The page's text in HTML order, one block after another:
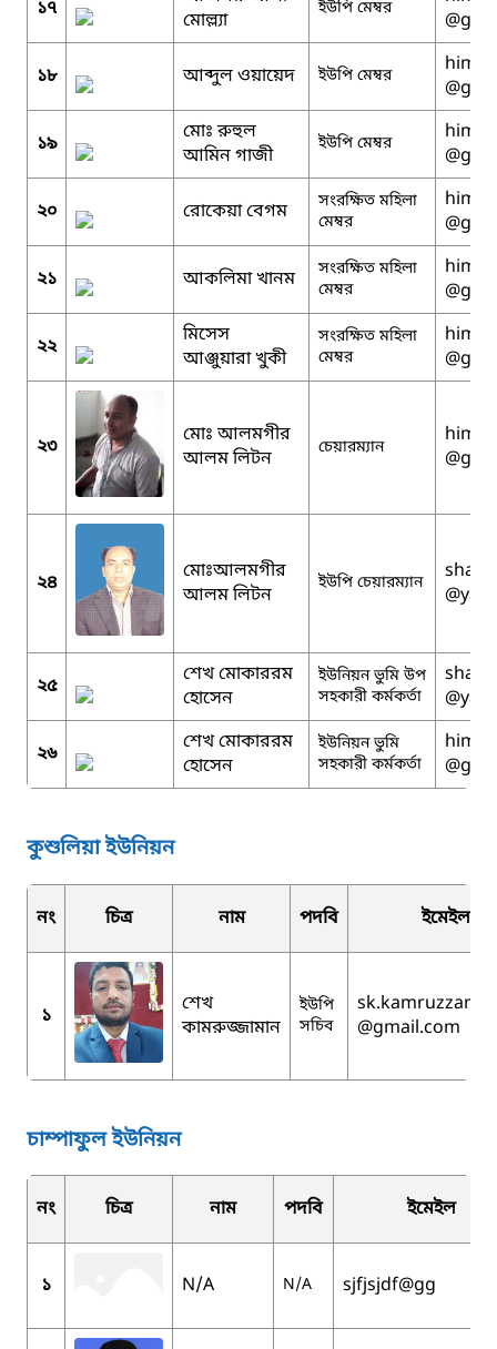
১৭
মোল্ল্যা
ইউপি মেম্বর
১৮ আব্দুল ওয়ায়েদ ইউপি মেম্বর
১৯
মোঃ রুহুল
আমিন গাজী
ইউপি মেম্বর
২০ রোকেয়া বেগম
সংরক্ষিত মহিলা
মেম্বর
২১ আকলিমা খানম
সংরক্ষিত মহিলা
মেম্বর
২২
মিসেস
আঞ্জুয়ারা খুকী
সংরক্ষিত মহিলা
মেম্বর
২৩
মোঃ আলমগীর
আলম লিটন
চেয়ারম্যান
২৪
মোঃআলমগীর
আলম লিটন
ইউপি চেয়ারম্যান
২৫
শেখ মোকাররম
হোসেন
ইউনিয়ন ভুমি উপ
সহকারী কর্মকর্তা
২৬
শেখ মোকাররম
হোসেন
ইউনিয়ন ভুমি
সহকারী কর্মকর্তা
কুশুলিয়া ইউনিয়ন
নং চিত্র নাম পদবি ইমেইল
১
শেখ
কামরুজ্জামান
ইউপি
সচিব
@gmail.com
চাম্পাফুল ইউনিয়ন
নং চিত্র নাম পদবি ইমেইল
১ N/A N/A sjfjsjdf@gg